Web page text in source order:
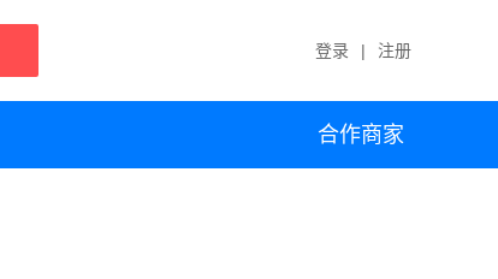
登录 | 注册
合作商家